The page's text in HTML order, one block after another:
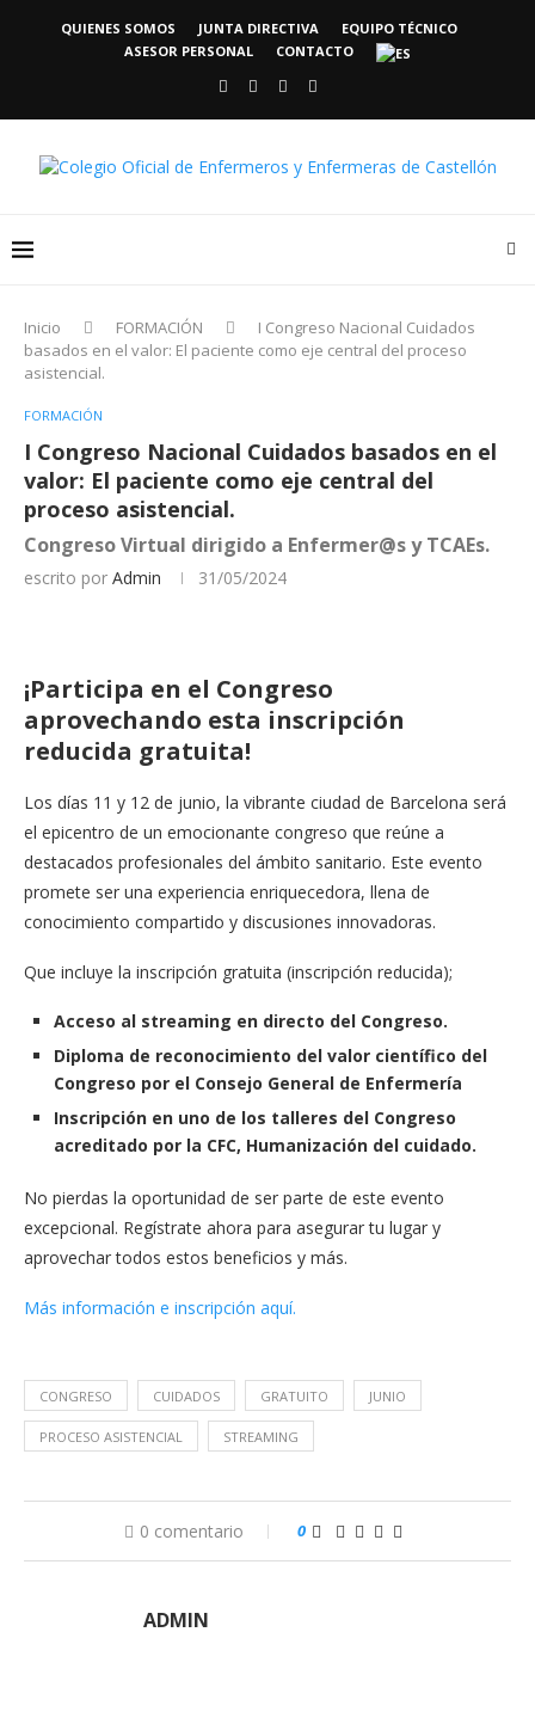
QUIENES SOMOS JUNTA DIRECTIVA
EQUIPO TÉCNICO
ASESOR PERSONAL
CONTACTO
Inicio FORMACIÓN
I Congreso Nacional Cuidados
basados en el valor: El paciente como eje central del proceso
asistencial.
FORMACIÓN
I Congreso Nacional Cuidados basados en el
valor: El paciente como eje central del
proceso asistencial.
Congreso Virtual dirigido a Enfermer@s y TCAEs.
escrito por Admin 31/05/2024
¡Participa en el Congreso
aprovechando esta inscripción
reducida gratuita!
Los días 11 y 12 de junio, la vibrante ciudad de Barcelona será
el epicentro de un emocionante congreso que reúne a
destacados profesionales del ámbito sanitario. Este evento
promete ser una experiencia enriquecedora, llena de
conocimiento compartido y discusiones innovadoras.
Que incluye la inscripción gratuita (inscripción reducida);
Acceso al streaming en directo del Congreso.
Diploma de reconocimiento del valor científico del
Congreso por el Consejo General de Enfermería
Inscripción en uno de los talleres del Congreso
acreditado por la CFC, Humanización del cuidado.
No pierdas la oportunidad de ser parte de este evento
excepcional. Regístrate ahora para asegurar tu lugar y
aprovechar todos estos beneficios y más.
Más información e inscripción aquí.
CONGRESO CUIDADOS GRATUITO JUNIO
PROCESO ASISTENCIAL STREAMING
0 comentario 0
ADMIN